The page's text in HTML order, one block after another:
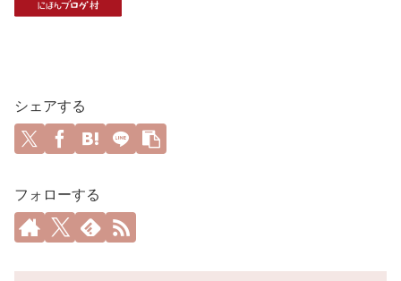
シェアする
フォローする